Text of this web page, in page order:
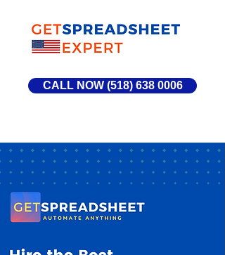
CALL NOW (518) 638 0006